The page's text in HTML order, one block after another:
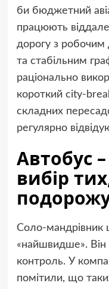
би бюджетний
працюють
дорогу з робочим
та стабільним
раціонально
короткий city-
складних
регулярно
Автобус
вибір
Соло-мандрівник
«найшвидше».
контроль. У
помітили, що